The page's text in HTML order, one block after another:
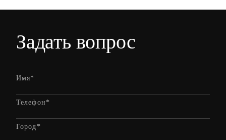
Задать вопрос